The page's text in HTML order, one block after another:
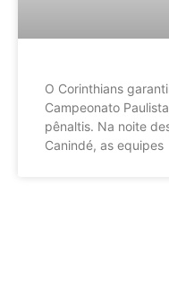
O Corinthians
Campeonato
pênaltis. Na noite
Canindé, as equipes